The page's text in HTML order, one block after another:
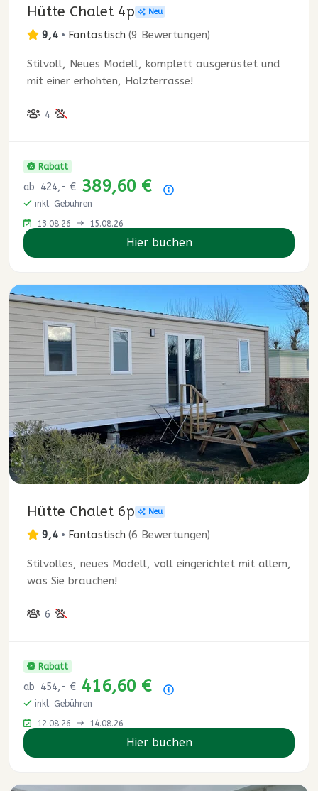
Hütte Chalet 4p Neu
9,4 • Fantastisch (9 Bewertungen)
Stilvoll, Neues Modell, komplett ausgerüstet und
mit einer erhöhten, Holzterrasse!
4
Rabatt
ab 424,- € 389,60 €
inkl. Gebühren
13.08.26 15.08.26
Hier buchen
Hütte Chalet 6p Neu
9,4 • Fantastisch (6 Bewertungen)
Stilvolles, neues Modell, voll eingerichtet mit allem,
was Sie brauchen!
6
Rabatt
ab 454,- € 416,60 €
inkl. Gebühren
12.08.26 14.08.26
Hier buchen